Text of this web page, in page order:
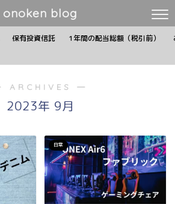
onoken blog
保有投資信託 1年間の配当総額（税引前）
ARCHIVES ―
2023年 9月
日常